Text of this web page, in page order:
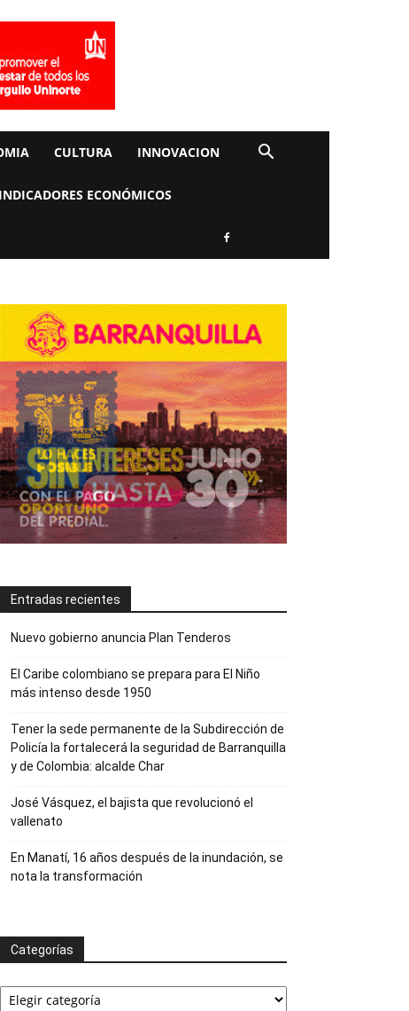
CULTURA INNOVACION
INDICADORES ECONÓMICOS
Entradas recientes
Nuevo gobierno anuncia Plan Tenderos
El Caribe colombiano se prepara para El Niño
más intenso desde 1950
Tener la sede permanente de la Subdirección de
Policía la fortalecerá la seguridad de Barranquilla
y de Colombia: alcalde Char
José Vásquez, el bajista que revolucionó el
vallenato
En Manatí, 16 años después de la inundación, se
nota la transformación
Categorías
Categorías